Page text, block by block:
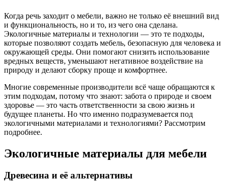
Когда речь заходит о мебели, важно не только её внешний вид
и функциональность, но и то, из чего она сделана.
Экологичные материалы и технологии — это те подходы,
которые позволяют создать мебель, безопасную для человека и
окружающей среды. Они помогают снизить использование
вредных веществ, уменьшают негативное воздействие на
природу и делают сборку проще и комфортнее.
Многие современные производители всё чаще обращаются к
этим подходам, потому что знают: забота о природе и своем
здоровье — это часть ответственности за свою жизнь и
будущее планеты. Но что именно подразумевается под
экологичными материалами и технологиями? Рассмотрим
подробнее.
Экологичные материалы для мебели
Древесина и её альтернативы